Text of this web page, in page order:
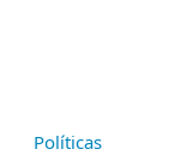
Políticas